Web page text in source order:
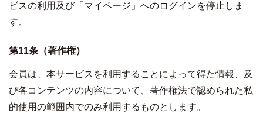
ビスの利用及び「マイページ」へのログインを停止しま
す。
第11条（著作権）
会員は、本サービスを利用することによって得た情報、及
び各コンテンツの内容について、著作権法で認められた私
的使用の範囲内でのみ利用するものとします。